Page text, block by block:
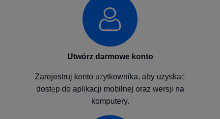
Utwórz darmowe konto
Zarejestruj konto użytkownika, aby uzyskać
dostęp do aplikacji mobilnej oraz wersji na
komputery.